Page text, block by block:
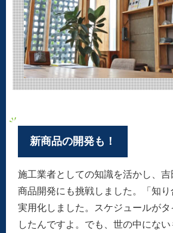
新商品の開発も！
施工業者としての知識を活かし、
商品開発にも挑戦しました。「知
実用化しました。スケジュールが
したんですよ。でも、世の中にな